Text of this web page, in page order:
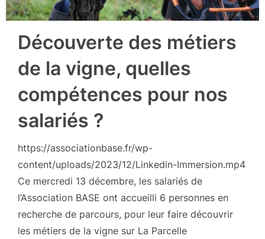
Découverte des métiers
de la vigne, quelles
compétences pour nos
salariés ?
https://associationbase.fr/wp-
content/uploads/2023/12/Linkedin-Immersion.mp4
Ce mercredi 13 décembre, les salariés de
l’Association BASE ont accueilli 6 personnes en
recherche de parcours, pour leur faire découvrir
les métiers de la vigne sur La Parcelle